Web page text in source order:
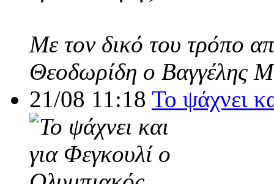
Με τον δικό του τρόπο
Θεοδωρίδη ο Βαγγέλης
21/08 11:18 Το ψάχνει